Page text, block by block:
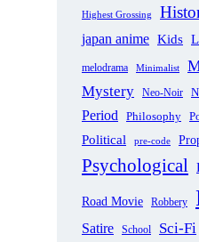
Highest Grossing
japan anime Kids
melodrama Minimalist
Mystery Neo-Noir
Period Philosophy
Political pre-code
Psychological
Road Movie Robbery
Satire School Sci-Fi